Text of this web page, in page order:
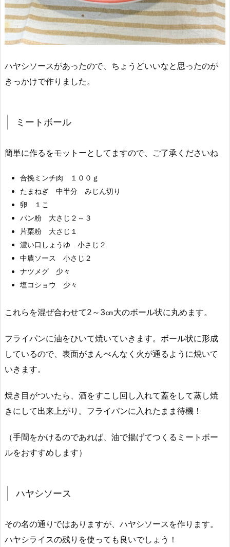
ハヤシソースがあったので、ちょうどいいなと思ったのが
きっかけで作りました。
ミートボール
簡単に作るをモットーとしてますので、ご了承くださいね
合挽ミンチ肉 １００ｇ
たまねぎ 中半分 みじん切り
卵 １こ
パン粉 大さじ２～３
片栗粉 大さじ１
濃い口しょうゆ 小さじ２
中農ソース 小さじ２
ナツメグ 少々
塩コショウ 少々
これらを混ぜ合わせて2～3㎝大のボール状に丸めます。
フライパンに油をひいて焼いていきます。ボール状に形成
しているので、表面がまんべんなく火が通るように焼いて
いきます。
焼き目がついたら、酒をすこし回し入れて蓋をして蒸し焼
きにして出来上がり。フライパンに入れたまま待機！
（手間をかけるのであれば、油で揚げてつくるミートボー
ルをおすすめします）
ハヤシソース
その名の通りではありますが、ハヤシソースを作ります。
ハヤシライスの残りを使っても良いでしょう！